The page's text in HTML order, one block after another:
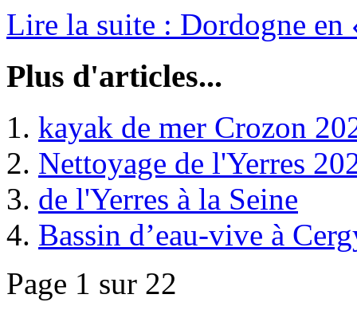
Lire la suite : Dordogne en
Plus d'articles...
kayak de mer Crozon
Nettoyage de l'Yerres
de l'Yerres à la Seine
Bassin d’eau-vive à
Page 1 sur 22